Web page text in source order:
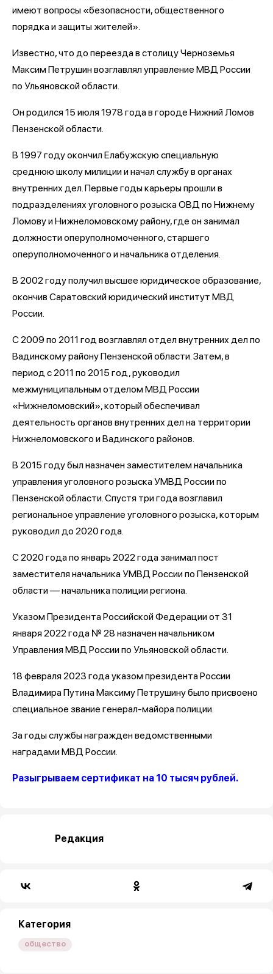
имеют вопросы «безопасности, общественного
порядка и защиты жителей».
Известно, что до переезда в столицу Черноземья
Максим Петрушин возглавлял управление МВД России
по Ульяновской области.
Он родился 15 июля 1978 года в городе Нижний Ломов
Пензенской области.
В 1997 году окончил Елабужскую специальную
среднюю школу милиции и начал службу в органах
внутренних дел. Первые годы карьеры прошли в
подразделениях уголовного розыска ОВД по Нижнему
Ломову и Нижнеломовскому району, где он занимал
должности оперуполномоченного, старшего
оперуполномоченного и начальника отделения.
В 2002 году получил высшее юридическое образование,
окончив Саратовский юридический институт МВД
России.
С 2009 по 2011 год возглавлял отдел внутренних дел по
Вадинскому району Пензенской области. Затем, в
период с 2011 по 2015 год, руководил
межмуниципальным отделом МВД России
«Нижнеломовский», который обеспечивал
деятельность органов внутренних дел на территории
Нижнеломовского и Вадинского районов.
В 2015 году был назначен заместителем начальника
управления уголовного розыска УМВД России по
Пензенской области. Спустя три года возглавил
региональное управление уголовного розыска, которым
руководил до 2020 года.
С 2020 года по январь 2022 года занимал пост
заместителя начальника УМВД России по Пензенской
области — начальника полиции региона.
Указом Президента Российской Федерации от 31
января 2022 года № 28 назначен начальником
Управления МВД России по Ульяновской области.
18 февраля 2023 года указом президента России
Владимира Путина Максиму Петрушину было присвоено
специальное звание генерал-майора полиции.
За годы службы награжден ведомственными
наградами МВД России.
Разыгрываем сертификат на 10 тысяч рублей.
Редакция
Категория
общество